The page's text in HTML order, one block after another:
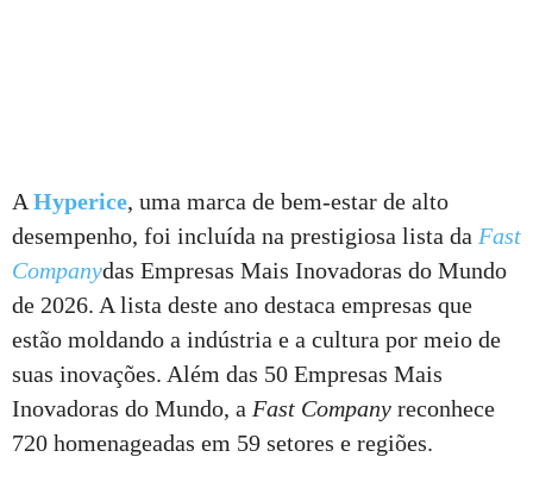
A Hyperice, uma marca de bem-estar de alto
desempenho, foi incluída na prestigiosa lista da Fast
Companydas Empresas Mais Inovadoras do Mundo
de 2026. A lista deste ano destaca empresas que
estão moldando a indústria e a cultura por meio de
suas inovações. Além das 50 Empresas Mais
Inovadoras do Mundo, a Fast Company reconhece
720 homenageadas em 59 setores e regiões.